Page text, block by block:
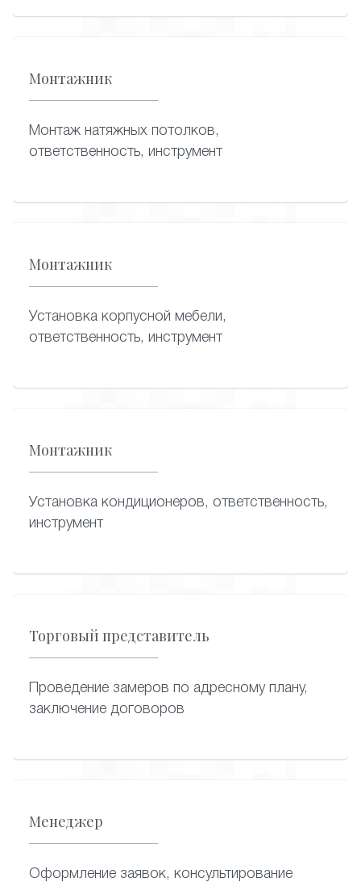
Монтажник
Монтаж натяжных потолков,
ответственность, инструмент
Монтажник
Установка корпусной мебели,
ответственность, инструмент
Монтажник
Установка кондиционеров, ответственность,
инструмент
Торговый представитель
Проведение замеров по адресному плану,
заключение договоров
Менеджер
Оформление заявок, консультирование